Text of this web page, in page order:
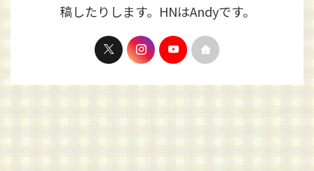
稿したりします。HNはAndyです。